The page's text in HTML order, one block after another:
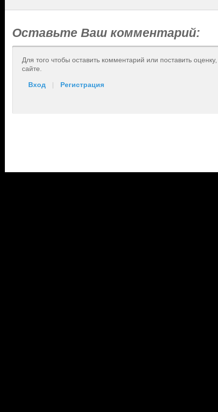
Оставьте Ваш комментарий:
Для того чтобы оставить комментарий или поставить
сайте.
Вход | Регистрация